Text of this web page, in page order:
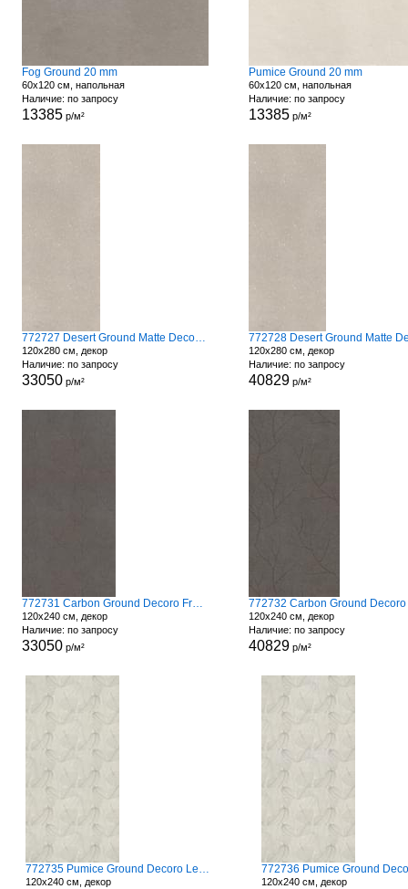
Fog Ground 20 mm
60x120 см, напольная
Наличие: по запросу
13385р/м²
Pumice Ground 20 mm
60x120 см, напольная
Наличие: по запросу
13385р/м²
772727 Desert Ground Matte Decoro Fronds
120x280 см, декор
Наличие: по запросу
33050р/м²
120x280 см, декор
Наличие: по запросу
40829р/м²
772731 Carbon Ground Decoro Fronds A
120x240 см, декор
Наличие: по запросу
33050р/м²
120x240 см, декор
Наличие: по запросу
40829р/м²
772735 Pumice Ground Decoro Leaves
120x240 см, декор
120x240 см, декор